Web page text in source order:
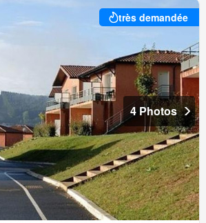
très demandée
4 Photos